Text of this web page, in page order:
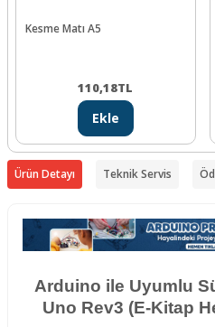
Kesme Matı A5
110,18TL
Ekle
Ürün Detayı Teknik Servis
Arduino ile Uyumlu
Uno Rev3 (E-Kitap